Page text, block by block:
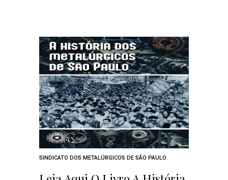
SINDICATO DOS METALÚRGICOS DE SÃO PAULO